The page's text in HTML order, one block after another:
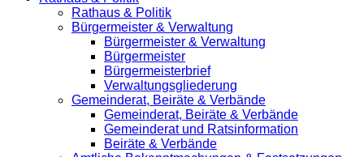
Rathaus & Politik
Bürgermeister & Verwaltung
Bürgermeister & Verwaltung
Bürgermeister
Bürgermeisterbrief
Verwaltungsgliederung
Gemeinderat, Beiräte & Verbände
Gemeinderat, Beiräte & Verbände
Gemeinderat und Ratsinformation
Beiräte & Verbände